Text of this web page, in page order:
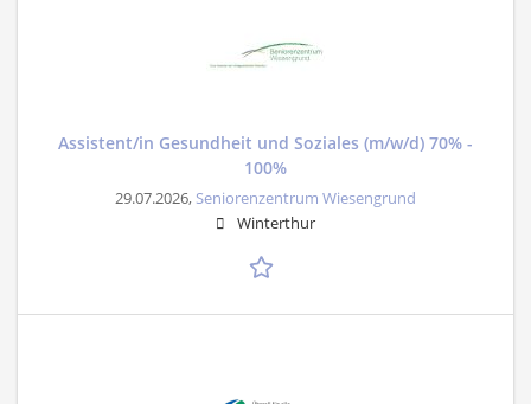
Assistent/in Gesundheit und Soziales (m/w/d) 70% -
100%
29.07.2026, Seniorenzentrum Wiesengrund
Winterthur